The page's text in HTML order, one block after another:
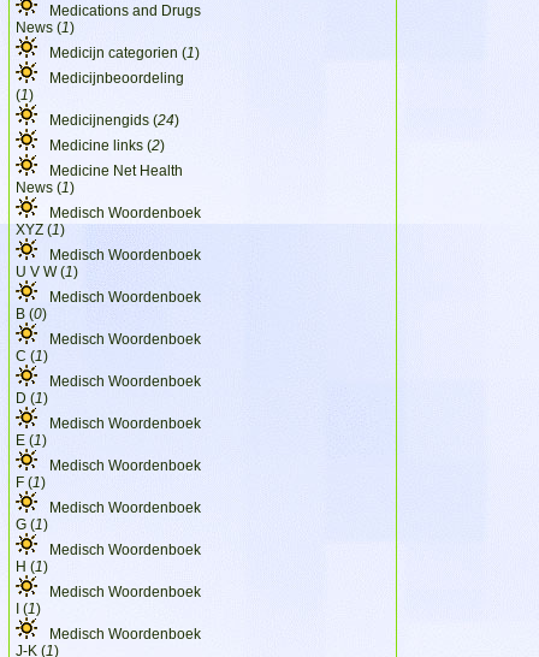
Medications and Drugs
News (1)
Medicijn categorien (1)
Medicijnbeoordeling
(1)
Medicijnengids (24)
Medicine links (2)
Medicine Net Health
News (1)
Medisch Woordenboek
XYZ (1)
Medisch Woordenboek
U V W (1)
Medisch Woordenboek
B (0)
Medisch Woordenboek
C (1)
Medisch Woordenboek
D (1)
Medisch Woordenboek
E (1)
Medisch Woordenboek
F (1)
Medisch Woordenboek
G (1)
Medisch Woordenboek
H (1)
Medisch Woordenboek
I (1)
Medisch Woordenboek
J-K (1)